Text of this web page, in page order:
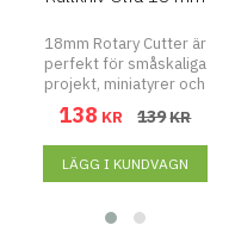
18mm Rotary Cutter är
perfekt för småskaliga
projekt, miniatyrer och
snäva hörn. Denna skärare
har ett slitstarkt handtag
med ett bladskydd för
säkerheten. Fräsaren är
ett rullande rakblad som
tyger i former, remsor och
138 KR 139KR
LÄGG I KUNDVAGN